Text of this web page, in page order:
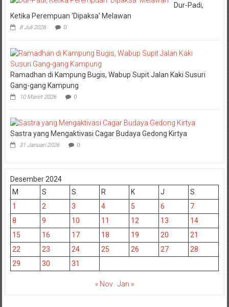
Dur-Padi,
Ketika Perempuan ‘Dipaksa’ Melawan
8 Juli 2026 0
Ramadhan di Kampung Bugis, Wabup Supit Jalan Kaki Susuri
Gang-gang Kampung
10 Maret 2026 0
Sastra yang Mengaktivasi Cagar Budaya Gedong Kirtya
31 Januari 2026 0
Desember 2024
M
S S R K J
S
1
2 3 4 5 6
7
8
9 10 11 12 13
14
15
16 17 18 19 20
21
22
23 24 25 26 27
28
29
30 31
« Nov Jan »